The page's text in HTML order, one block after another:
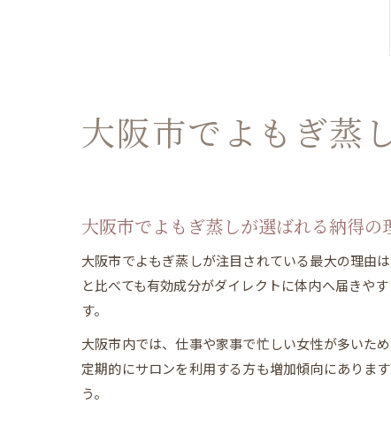
大阪市でよもぎ蒸
大阪市でよもぎ蒸しが選ばれる納得の
大阪市でよもぎ蒸しが注目されている最大の理由
と比べても有効成分がダイレクトに体内へ届きや
す。
大阪市内では、仕事や家事で忙しい女性が多いた
定期的にサロンを利用する方も増加傾向にありま
う。